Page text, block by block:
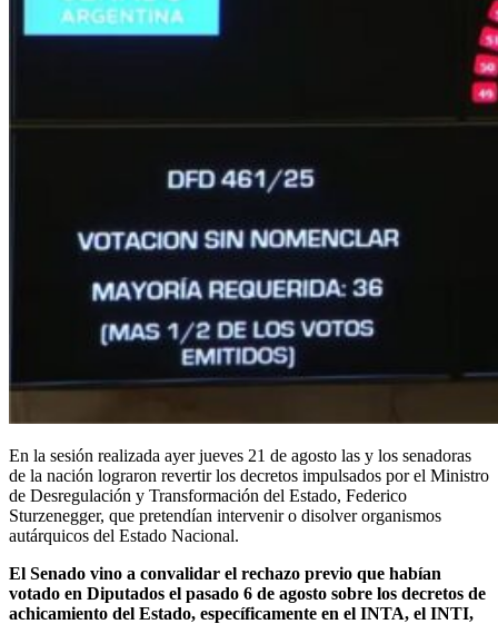
En la sesión realizada ayer jueves 21 de agosto las y los senadoras
de la nación lograron revertir los decretos impulsados por el Ministro
de Desregulación y Transformación del Estado, Federico
Sturzenegger, que pretendían intervenir o disolver organismos
autárquicos del Estado Nacional.
El Senado vino a convalidar el rechazo previo que habían
votado en Diputados el pasado 6 de agosto sobre los decretos de
achicamiento del Estado, específicamente en el INTA, el INTI,